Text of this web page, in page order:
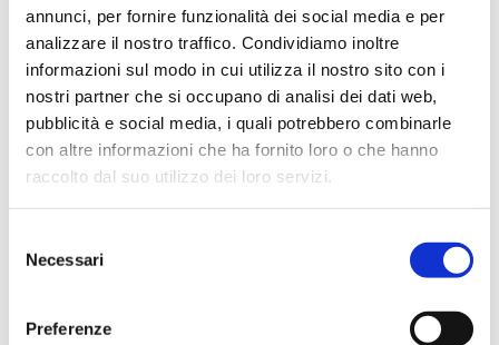
annunci, per fornire funzionalità dei social media e per
analizzare il nostro traffico. Condividiamo inoltre
informazioni sul modo in cui utilizza il nostro sito con i
nostri partner che si occupano di analisi dei dati web,
pubblicità e social media, i quali potrebbero combinarle
con altre informazioni che ha fornito loro o che hanno
raccolto dal suo utilizzo dei loro servizi.
delNecessari
Preferenze
Strutture
CIVITAS – CIA009
Strutture